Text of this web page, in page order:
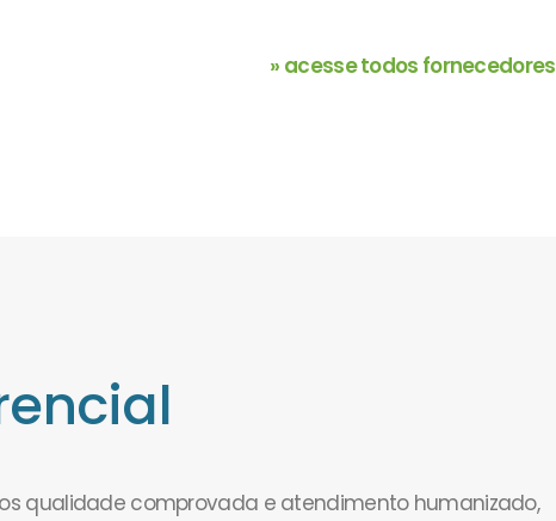
» acesse todos fornecedores
qualidade comprovada e atendimento humanizado,